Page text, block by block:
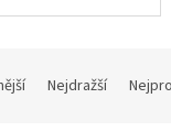
Nejdražší